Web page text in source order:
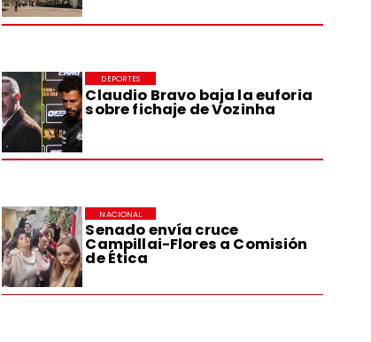
Claudio Bravo baja la euforia
sobre fichaje de Vozinha
DEPORTES
Senado envía cruce
Campillai-Flores a Comisión
de Ética
NACIONAL